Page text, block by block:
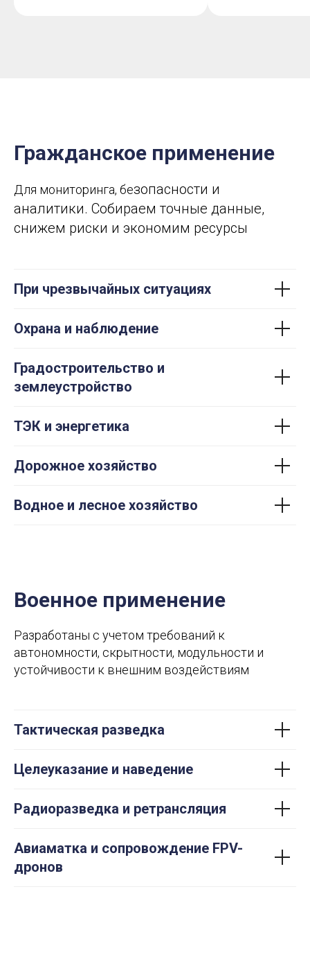
Гражданское применение
Для мониторинга, безопасности и
аналитики. Собираем точные данные,
снижем риски и экономим ресурсы
При чрезвычайных ситуациях
Охрана и наблюдение
Градостроительство и
землеустройство
ТЭК и энергетика
Дорожное хозяйство
Водное и лесное хозяйство
Военное применение
Разработаны с учетом требований к
автономности, скрытности, модульности и
устойчивости к внешним воздействиям
Тактическая разведка
Целеуказание и наведение
Радиоразведка и ретрансляция
Авиаматка и сопровождение FPV-
дронов